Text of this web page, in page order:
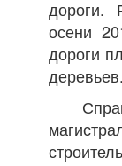
дороги.
осени
дороги
деревьев.